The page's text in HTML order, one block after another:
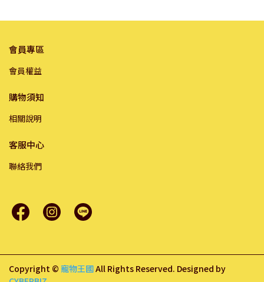
會員專區
會員權益
購物須知
相關說明
客服中心
聯絡我們
Copyright © 寵物王國All Rights Reserved. Designed by